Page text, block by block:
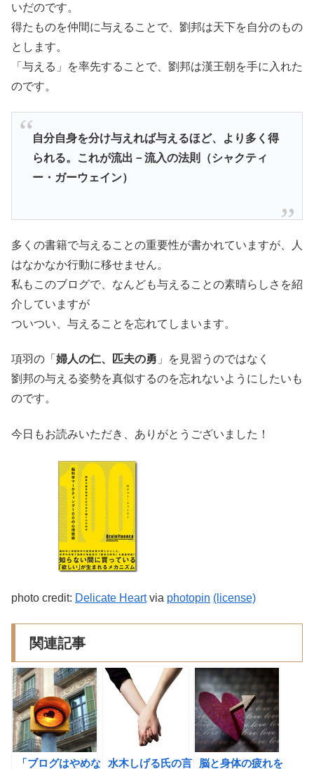
いだのです。
得たものを仲間に与えることで、劉邦は天下を自分のもの
とします。
「与える」を率先することで、劉邦は漢王朝を手に入れた
のです。
自分自身を分け与えれば与えるほど、より多く得
られる。これが流出－流入の法則（シャクティ
ー・ガーウェイン）
多くの書籍で与えることの重要性が書かれていますが、人
はなかなか行動に移せません。
私もこのブログで、なんども与えることの素晴らしさを紹
介していますが
ついつい、与えることを忘れてしまいます。
項羽の「 婦人の仁、匹夫の勇 」を見習うのではなく
劉邦の与える姿勢を真似するのを忘れないようにしたいも
のです。
今日もお読みいただき、ありがとうございました！
photo credit: Delicate Heartvia photopin (license)
関連記事
「ブログはやめな 水木しげる氏の言 脳と身体の疲れを